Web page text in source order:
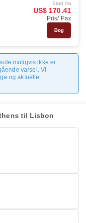
Start fra
US$ 170.41
Pris/ Pax
Bog
muligvis ikke er
varsel. Vi
og aktuelle
til Lisbon